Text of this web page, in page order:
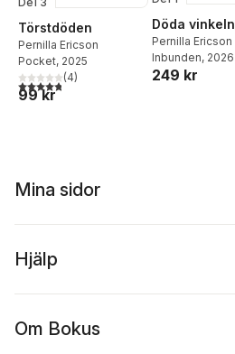
Törstdöden
Pernilla Ericson
Pocket, 2025
4,8utav 5 stjärnor. Totalt antal röster:
(4)
99 kr
Döda vinkeln
Pernilla Ericson
Inbunden, 2026
249 kr
Mina sidor
Hjälp
Om Bokus